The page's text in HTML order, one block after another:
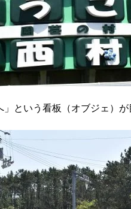
」という看板（オブジェ）